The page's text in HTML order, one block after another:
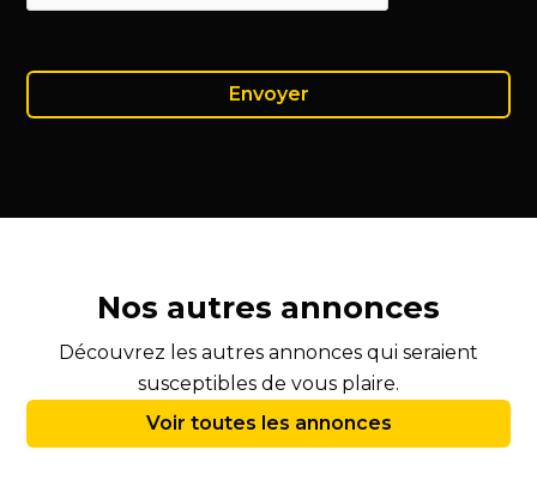
Nos autres annonces
Découvrez les autres annonces qui seraient
susceptibles de vous plaire.
Voir toutes les annonces